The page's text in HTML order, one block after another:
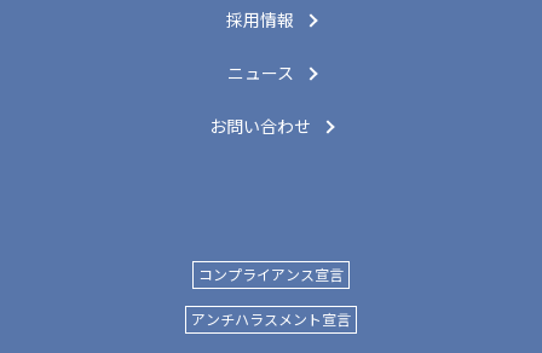
採用情報
ニュース
お問い合わせ
コンプライアンス宣言
アンチハラスメント宣言